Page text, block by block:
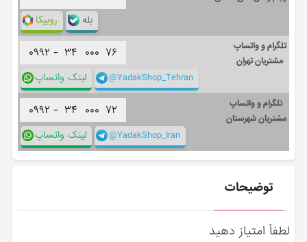
روبیکا بله
تلگرام و واتساپ
مشتریان تهران
۰۹۹۲ - ۳۴ ۰۰۰ ۷۶
لینک واتساپ @YadakShop_Tehran
تلگرام و واتساپ
مشتریان شهرستان
۰۹۹۲ - ۳۴ ۰۰۰ ۷۲
لینک واتساپ @YadakShop_Iran
توضیحات
لطفاً امتیاز دهید